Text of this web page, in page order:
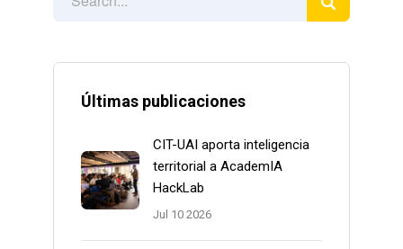
Últimas publicaciones
CIT-UAI aporta inteligencia
territorial a AcademIA
HackLab
Jul 10 2026